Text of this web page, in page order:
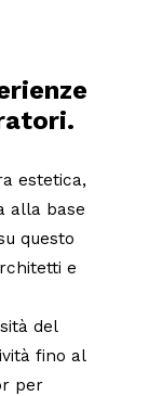
estetica,
alla base
questo
e
del
fino al
per